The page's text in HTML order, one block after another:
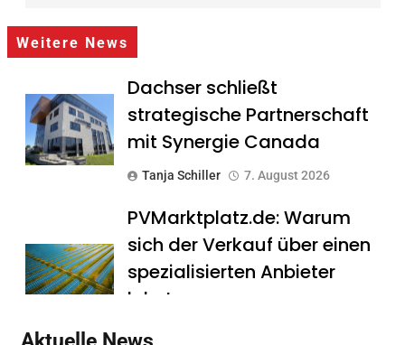
Weitere News
Dachser schließt
strategische Partnerschaft
mit Synergie Canada
Tanja Schiller 7. August 2026
PVMarktplatz.de: Warum
sich der Verkauf über einen
spezialisierten Anbieter
lohnt